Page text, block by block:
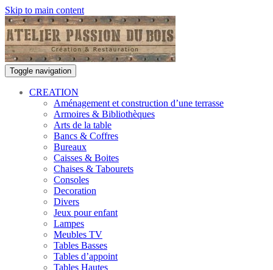
Skip to main content
Toggle navigation
CREATION
Aménagement et construction d’une terrasse
Armoires & Bibliothèques
Arts de la table
Bancs & Coffres
Bureaux
Caisses & Boites
Chaises & Tabourets
Consoles
Decoration
Divers
Jeux pour enfant
Lampes
Meubles TV
Tables Basses
Tables d’appoint
Tables Hautes